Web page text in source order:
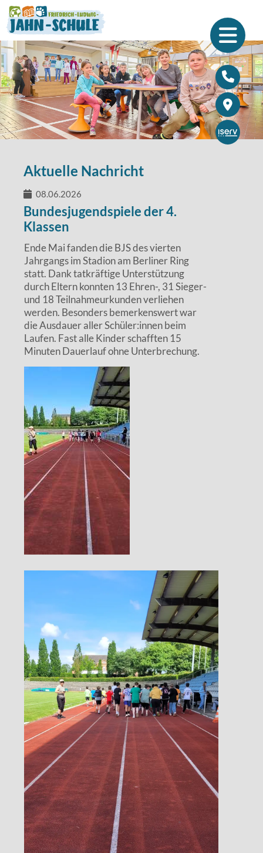
Aktuelle Nachricht
08.06.2026
Bundesjugendspiele der 4.
Klassen
Ende Mai fanden die BJS des vierten
Jahrgangs im Stadion am Berliner Ring
statt. Dank tatkräftige Unterstützung
durch Eltern konnten 13 Ehren-, 31 Sieger-
und 18 Teilnahmeurkunden verliehen
werden. Besonders bemerkenswert war
die Ausdauer aller Schüler:innen beim
Laufen. Fast alle Kinder schafften 15
Minuten Dauerlauf ohne Unterbrechung.
Unsere Schule
Über die Jahnschule
Termine
Lage und Chronik
Ganztagsschule
Menschen
Kinder
Eltern
Team
Schulsozialarbeit
Wir als Arbeitgeber